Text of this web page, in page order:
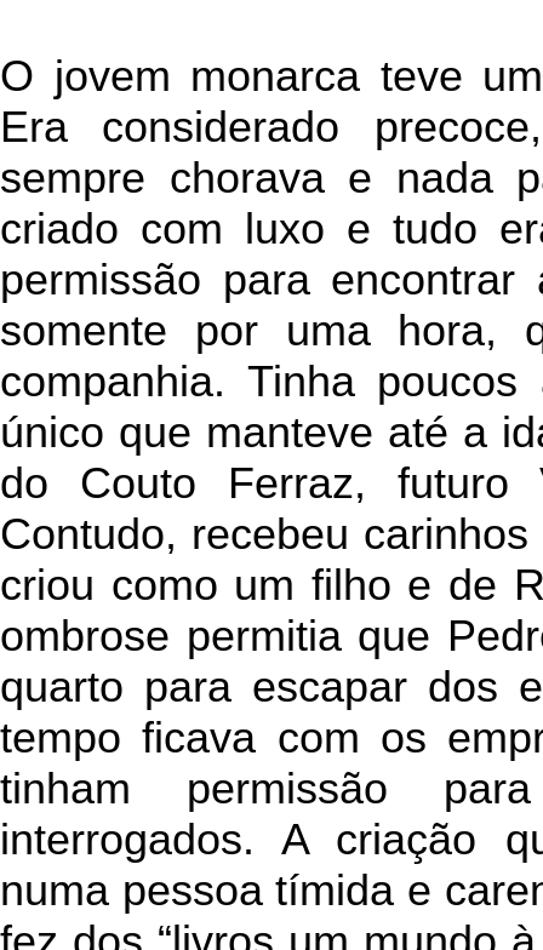
O jovem monarca teve
Era considerado
sempre chorava e nada
criado com luxo e tudo
permissão para
somente por uma hora,
companhia. Tinha
único que manteve até a
do Couto Ferraz, futuro
Contudo, recebeu
criou como um filho e de
ombrose permitia que
quarto para escapar dos
tempo ficava com os
tinham permissão
interrogados. A criação
numa pessoa tímida e